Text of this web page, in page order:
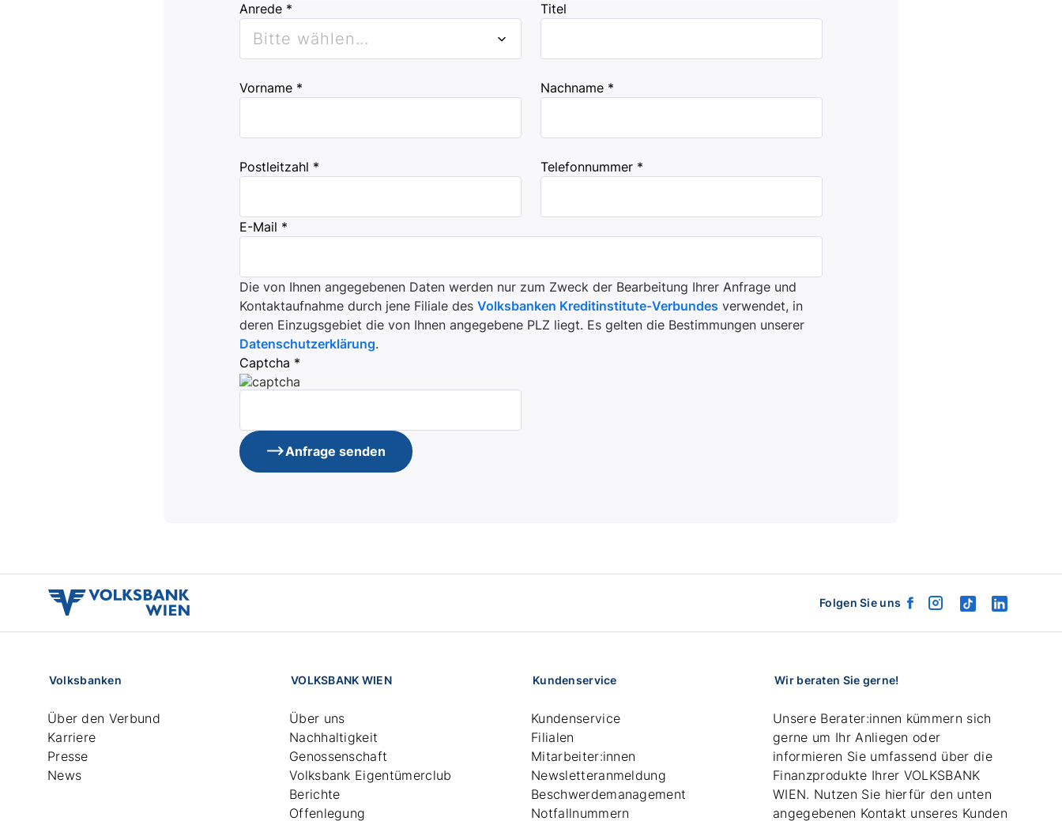
Anrede *
Bitte wählen...
Titel
Vorname * Nachname *
Postleitzahl * Telefonnummer *
E-Mail *
Die von Ihnen angegebenen Daten werden nur zum Zweck der Bearbeitung Ihrer Anfrage und
Kontaktaufnahme durch jene Filiale des Volksbanken Kreditinstitute-Verbundes verwendet, in
deren Einzugsgebiet die von Ihnen angegebene PLZ liegt. Es gelten die Bestimmungen unserer
Datenschutzerklärung.
Captcha *
Anfrage senden
volksbank
wien
Folgen Sie uns
facebook
instagram
tiktoklinkedin
Volksbanken
Über den Verbund
Karriere
Presse
News
VOLKSBANK WIEN
Über uns
Nachhaltigkeit
Genossenschaft
Volksbank Eigentümerclub
Berichte
Offenlegung
Kundenservice
Kundenservice
Filialen
Mitarbeiter:innen
Newsletteranmeldung
Beschwerdemanagement
Notfallnummern
Wir beraten Sie gerne!
Unsere Berater:innen kümmern sich
gerne um Ihr Anliegen oder
informieren Sie umfassend über die
Finanzprodukte Ihrer VOLKSBANK
WIEN. Nutzen Sie hierfür den unten
angegebenen Kontakt unseres Kunden